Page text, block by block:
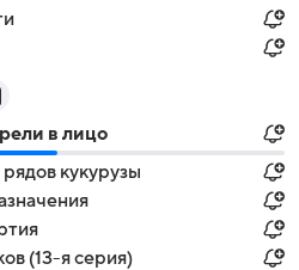
в лицо
кукурузы
(13-я серия)